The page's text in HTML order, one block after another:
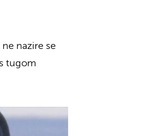
nazire se
tugom